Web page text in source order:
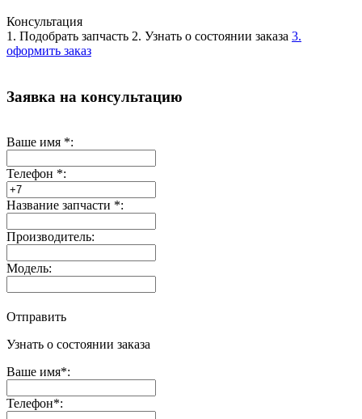
Консультация
1. Подобрать запчасть 2. Узнать о состоянии заказа 3.
оформить заказ
Заявка на консультацию
Ваше имя *:
Телефон *:
Название запчасти *:
Производитель:
Модель:
Отправить
Узнать о состоянии заказа
Ваше имя*:
Телефон*: